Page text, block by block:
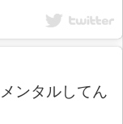
ンタルしてん